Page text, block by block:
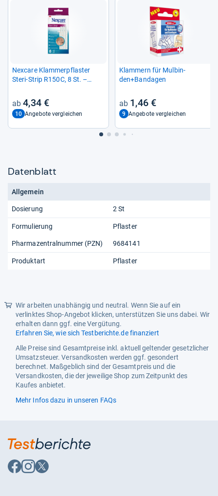
Nex­care Klam­mer­pflas­ter
Steri-​Strip R150C, 8 St. –
4,34 €
10 Angebote vergleichen
Klam­mern für Mul­bin­
den+Ban­da­gen
1,46 €
9 Angebote vergleichen
Datenblatt
Allgemein
Dosierung 2 St
Formulierung Pflaster
Pharmazentralnummer (PZN) 9684141
Produktart Pflaster
Wir arbeiten unabhängig und neutral. Wenn Sie auf ein
verlinktes Shop-Angebot klicken, unterstützen Sie uns dabei. Wir
erhalten dann ggf. eine Vergütung.
Erfahren Sie, wie sich Testberichte.de finanziert
Alle Preise sind Gesamtpreise inkl. aktuell geltender gesetzlicher
Umsatzsteuer. Versandkosten werden ggf. gesondert
berechnet. Maßgeblich sind der Gesamtpreis und die
Versandkosten, die der jeweilige Shop zum Zeitpunkt des
Kaufes anbietet.
Mehr Infos dazu in unseren FAQs
Auf
Facebook
Auf
Instagram
Auf
X